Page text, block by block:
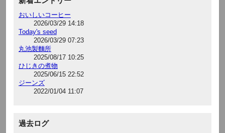
おいしいコーヒー
2026/03/29 14:18
Today's seed
2026/03/29 07:23
丸池製麵所
2025/08/17 10:25
ひじきの煮物
2025/06/15 22:52
ジーンズ
2022/01/04 11:07
過去ログ